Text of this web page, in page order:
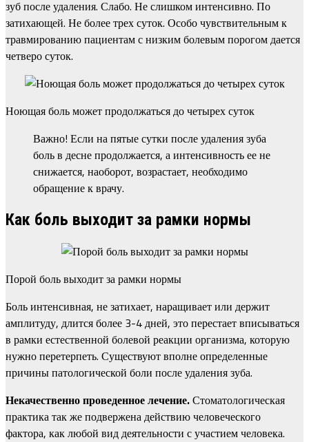
зуб после удаления. Слабо. Не слишком интенсивно. По
затихающей. Не более трех суток. Особо чувствительным к
травмированию пациентам с низким болевым порогом дается
четверо суток.
Ноющая боль может продолжаться до четырех суток
Важно! Если на пятые сутки после удаления зуба
боль в десне продолжается, а интенсивность ее не
снижается, наоборот, возрастает, необходимо
обращение к врачу.
Как боль выходит за рамки нормы
Порой боль выходит за рамки нормы
Боль интенсивная, не затихает, наращивает или держит
амплитуду, длится более 3-4 дней, это перестает вписываться
в рамки естественной болевой реакции организма, которую
нужно перетерпеть. Существуют вполне определенные
причины патологической боли после удаления зуба.
Некачественно проведенное лечение.Стоматологическая
практика так же подвержена действию человеческого
фактора, как любой вид деятельности с участием человека.